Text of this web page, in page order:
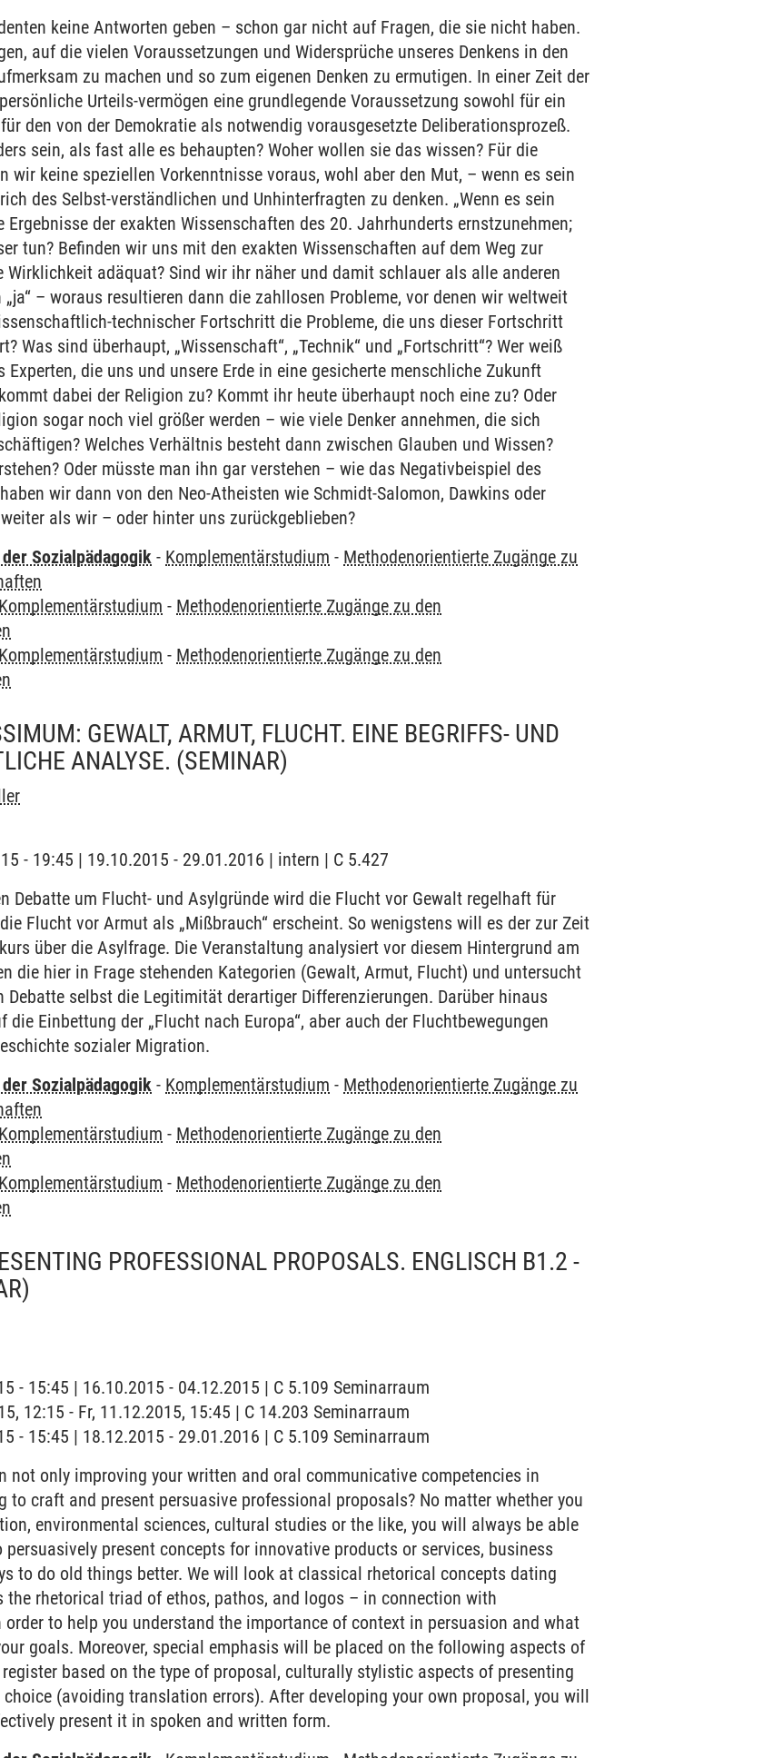
keine Antworten geben – schon gar nicht auf Fragen, die sie nicht haben.
auf die vielen Voraussetzungen und Widersprüche unseres Denkens in den
zu machen und so zum eigenen Denken zu ermutigen. In einer Zeit der
Urteils-vermögen eine grundlegende Voraussetzung sowohl für ein
den von der Demokratie als notwendig vorausgesetzte Deliberationsprozeß.
sein, als fast alle es behaupten? Woher wollen sie das wissen? Für die
wir keine speziellen Vorkenntnisse voraus, wohl aber den Mut, – wenn es sein
des Selbst-verständlichen und Unhinterfragten zu denken. „Wenn es sein
Ergebnisse der exakten Wissenschaften des 20. Jahrhunderts ernstzunehmen;
tun? Befinden wir uns mit den exakten Wissenschaften auf dem Weg zur
Wirklichkeit adäquat? Sind wir ihr näher und damit schlauer als alle anderen
„ja“ – woraus resultieren dann die zahllosen Probleme, vor denen wir weltweit
technischer Fortschritt die Probleme, die uns dieser Fortschritt
Was sind überhaupt, „Wissenschaft“, „Technik“ und „Fortschritt“? Wer weiß
Experten, die uns und unsere Erde in eine gesicherte menschliche Zukunft
dabei der Religion zu? Kommt ihr heute überhaupt noch eine zu? Oder
sogar noch viel größer werden – wie viele Denker annehmen, die sich
Welches Verhältnis besteht dann zwischen Glauben und Wissen?
Oder müsste man ihn gar verstehen – wie das Negativbeispiel des
wir dann von den Neo-Atheisten wie Schmidt-Salomon, Dawkins oder
als wir – oder hinter uns zurückgeblieben?
Sozialpädagogik - Komplementärstudium - Methodenorientierte Zugänge zu
Komplementärstudium - Methodenorientierte Zugänge zu den
Komplementärstudium - Methodenorientierte Zugänge zu den
GEWALT, ARMUT, FLUCHT. EINE BEGRIFFS- UND
ANALYSE. (SEMINAR)
- 19:45 | 19.10.2015 - 29.01.2016 | intern | C 5.427
Debatte um Flucht- und Asylgründe wird die Flucht vor Gewalt regelhaft für
Flucht vor Armut als „Mißbrauch“ erscheint. So wenigstens will es der zur Zeit
über die Asylfrage. Die Veranstaltung analysiert vor diesem Hintergrund am
die hier in Frage stehenden Kategorien (Gewalt, Armut, Flucht) und untersucht
Debatte selbst die Legitimität derartiger Differenzierungen. Darüber hinaus
Einbettung der „Flucht nach Europa“, aber auch der Fluchtbewegungen
sozialer Migration.
Sozialpädagogik - Komplementärstudium - Methodenorientierte Zugänge zu
Komplementärstudium - Methodenorientierte Zugänge zu den
Komplementärstudium - Methodenorientierte Zugänge zu den
PROFESSIONAL PROPOSALS. ENGLISCH B1.2 -
- 15:45 | 16.10.2015 - 04.12.2015 | C 5.109 Seminarraum
12:15 - Fr, 11.12.2015, 15:45 | C 14.203 Seminarraum
- 15:45 | 18.12.2015 - 29.01.2016 | C 5.109 Seminarraum
not only improving your written and oral communicative competencies in
to craft and present persuasive professional proposals? No matter whether you
environmental sciences, cultural studies or the like, you will always be able
present concepts for innovative products or services, business
to do old things better. We will look at classical rhetorical concepts dating
rhetorical triad of ethos, pathos, and logos – in connection with
to help you understand the importance of context in persuasion and what
goals. Moreover, special emphasis will be placed on the following aspects of
based on the type of proposal, culturally stylistic aspects of presenting
(avoiding translation errors). After developing your own proposal, you will
present it in spoken and written form.